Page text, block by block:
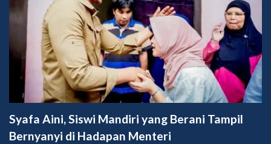
Syafa Aini, Siswi Mandiri yang Berani Tampil
Bernyanyi di Hadapan Menteri